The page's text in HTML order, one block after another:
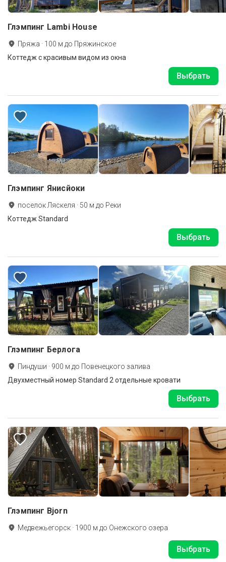
Глэмпинг Lambi House
Пряжа · 100 м до Пряжинское
Коттедж с красивым видом из окна
Выбрать
Глэмпинг Янисйоки
поселок Ляскеля · 50 м до Реки
Коттедж Standard
Выбрать
Глэмпинг Берлога
Пиндуши · 900 м до Повенецкого залива
Двухместный номер Standard 2 отдельные кровати
Выбрать
Глэмпинг Bjorn
Медвежьегорск · 1900 м до Онежского озера
Выбрать